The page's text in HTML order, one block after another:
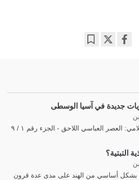
جديدة في آسيا الوسطى
العصر العباسي اللاحق - الجزء رقم ١ / ٩
التبتية؟
بشكل أساسي من الهند على مدى عدة قرون